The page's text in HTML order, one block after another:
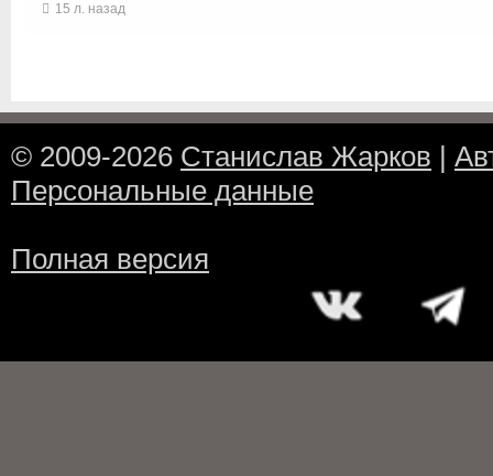
15 л. назад
© 2009-2026 Станислав Жарков |
Персональные данные
Полная версия